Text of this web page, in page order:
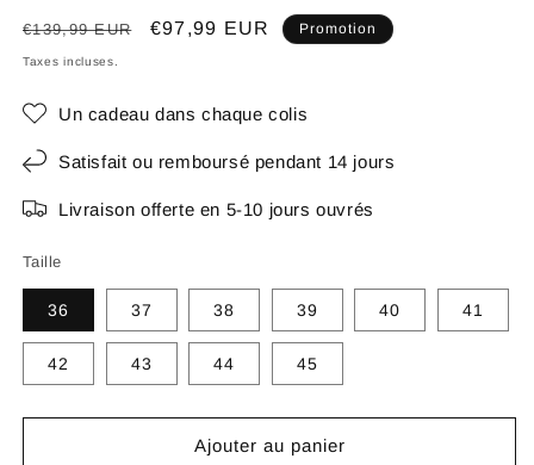
Prix
habituel
€139,99 EUR
Prix
€97,99 EUR Promotion
Taxes incluses.
Un cadeau dans chaque colis
Satisfait ou remboursé pendant 14 jours
Livraison offerte en 5-10 jours ouvrés
Taille
36 37 38 39 40 41
42 43 44 45
Ajouter au panier